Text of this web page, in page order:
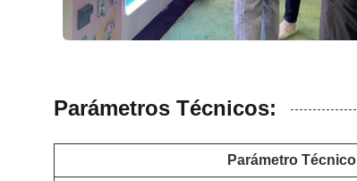
Parámetros Técnicos:
Parámetro Técnico